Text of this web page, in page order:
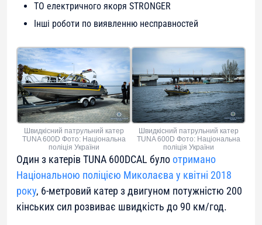
ТО електричного якоря STRONGER
Інші роботи по виявленню несправностей
Швидкісний патрульний катер
TUNA 600D Фото: Національна
поліція України
Швидкісний патрульний катер
TUNA 600D Фото: Національна
поліція України
Один з катерів TUNA 600DCAL булоотримано
Національною поліцією Миколаєва у квітні 2018
року, 6-метровий катер з двигуном потужністю 200
кінських сил розвиває швидкість до 90 км/год.